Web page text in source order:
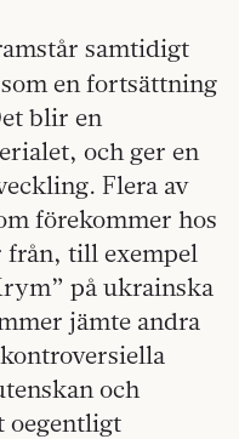
samtidigt
en fortsättning
blir en
och ger en
Flera av
förekommer hos
från, till exempel
på ukrainska
jämte andra
och
oegentligt